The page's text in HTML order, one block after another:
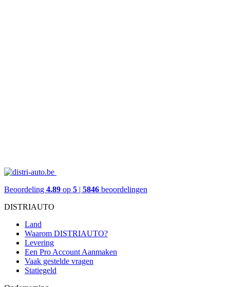
Beoordeling 4.89 op 5 | 5846 beoordelingen
DISTRIAUTO
Land
Waarom DISTRIAUTO?
Levering
Een Pro Account Aanmaken
Vaak gestelde vragen
Statiegeld